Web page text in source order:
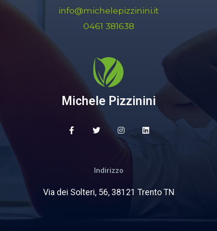
info@michelepizzinini.it
0461 381638
Michele Pizzinini
Indirizzo
Via dei Solteri, 56, 38121 Trento TN